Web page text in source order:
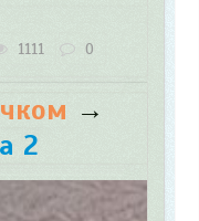
1111 0
→
2